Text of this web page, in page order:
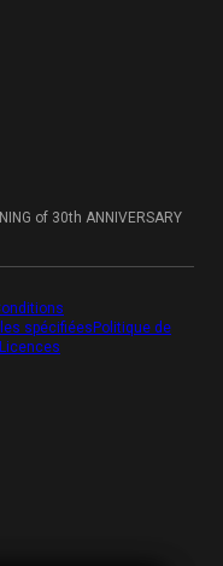
of 30th ANNIVERSARY
spécifiées Politique de
Licences